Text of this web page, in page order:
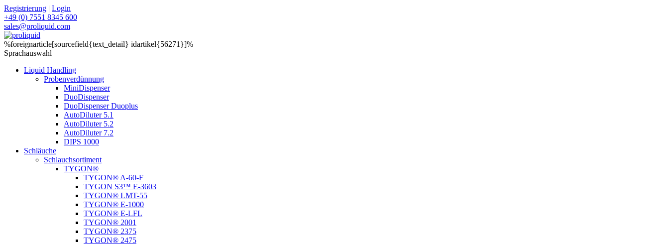
Registrierung | Login
+49 (0) 7551 8345 600
sales@proliquid.com
%foreignarticle[sourcefield{text_detail} idartikel{56271}]%
Sprachauswahl
Liquid Handling
Probenverdünnung
MiniDispenser
DuoDispenser
DuoDispenser Duoplus
AutoDiluter 5.1
AutoDiluter 5.2
AutoDiluter 7.2
DIPS 1000
Schläuche
Schlauchsortiment
TYGON®
TYGON® A-60-F
TYGON S3™ E-3603
TYGON® LMT-55
TYGON® E-1000
TYGON® E-LFL
TYGON® 2001
TYGON® 2375
TYGON® 2475